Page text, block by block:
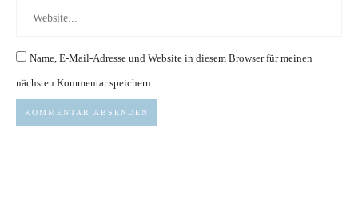
Name, E-Mail-Adresse und Website in diesem Browser für meinen
nächsten Kommentar speichern.